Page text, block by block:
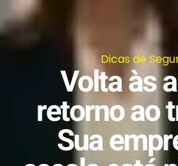
Dicas de
Volta às
retorno ao
Sua